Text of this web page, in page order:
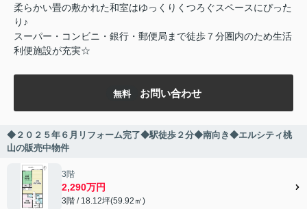
柔らかい畳の敷かれた和室はゆっくりくつろぐスペースにぴった
り♪
スーパー・コンビニ・銀行・郵便局まで徒歩７分圏内のため生活
利便施設が充実☆
無料 お問い合わせ
◆２０２５年６月リフォーム完了◆駅徒歩２分◆南向き◆エルシティ桃
山の販売中物件
3階
2,290万円
3階 / 18.12坪(59.92㎡)